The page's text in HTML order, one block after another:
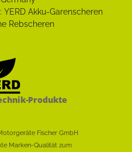
Produkte
Fischer GmbH
Marken-Qualität zum